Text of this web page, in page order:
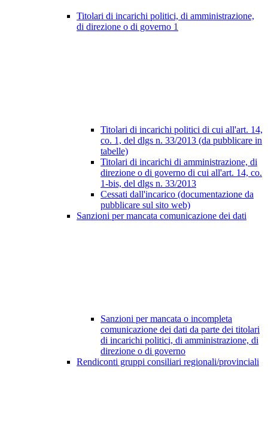
Titolari di incarichi politici, di amministrazione,
di direzione o di governo 1
Titolari di incarichi politici di cui all'art. 14,
co. 1, del dlgs n. 33/2013 (da pubblicare in
tabelle)
Titolari di incarichi di amministrazione, di
direzione o di governo di cui all'art. 14, co.
1-bis, del dlgs n. 33/2013
Cessati dall'incarico (documentazione da
pubblicare sul sito web)
Sanzioni per mancata comunicazione dei dati
Sanzioni per mancata o incompleta
comunicazione dei dati da parte dei titolari
di incarichi politici, di amministrazione, di
direzione o di governo
Rendiconti gruppi consiliari regionali/provinciali